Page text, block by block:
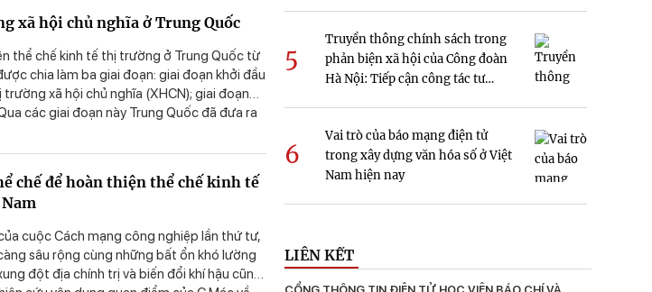
tế quốc gia, được khẳng định trong
tế tư nhân, ban hành ngày 04/05/2025.
chỉ có ý nghĩa về mặt lý luận, mà còn
nhằm xây dựng nền kinh tế thị trường
và bền vững.
xã hội chủ nghĩa ở Trung Quốc
thể chế kinh tế thị trường ở Trung Quốc từ
chia làm ba giai đoạn: giai đoạn khởi đầu
xã hội chủ nghĩa (XHCN); giai đoạn
các giai đoạn này Trung Quốc đã đưa ra
doanh nghiệp tư nhân. Quá trình hoàn
lại nhiều bài học kinh nghiệm cho Việt
chế để hoàn thiện thể chế kinh tế
cuộc Cách mạng công nghiệp lần thứ tư,
sâu rộng cùng những bất ổn khó lường
đột địa chính trị và biến đổi khí hậu cũng
5
Truyền thông chính sách trong
phản biện xã hội của Công đoàn
Hà Nội: Tiếp cận công tác tư
6
Vai trò của báo mạng điện tử
trong xây dựng văn hóa số ở Việt
Nam hiện nay
LIÊN KẾT